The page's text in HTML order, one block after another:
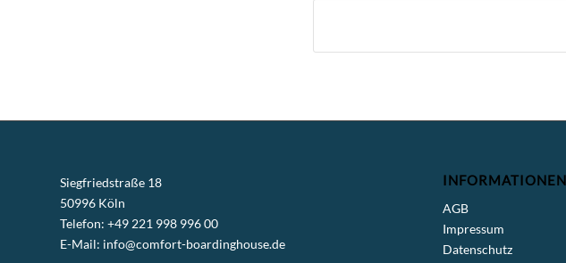
Siegfriedstraße 18
50996 Köln
Telefon: +49 221 998 996 00
E-Mail: info@comfort-boardinghouse.de
INFORMATIONEN
AGB
Impressum
Datenschutz